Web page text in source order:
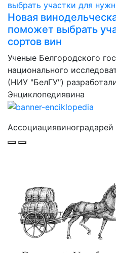
Новая
поможет выбрать
сортов вин
Ученые Белгородского
национального
(НИУ "БелГУ")
Энциклопедиявина
Ассоциация